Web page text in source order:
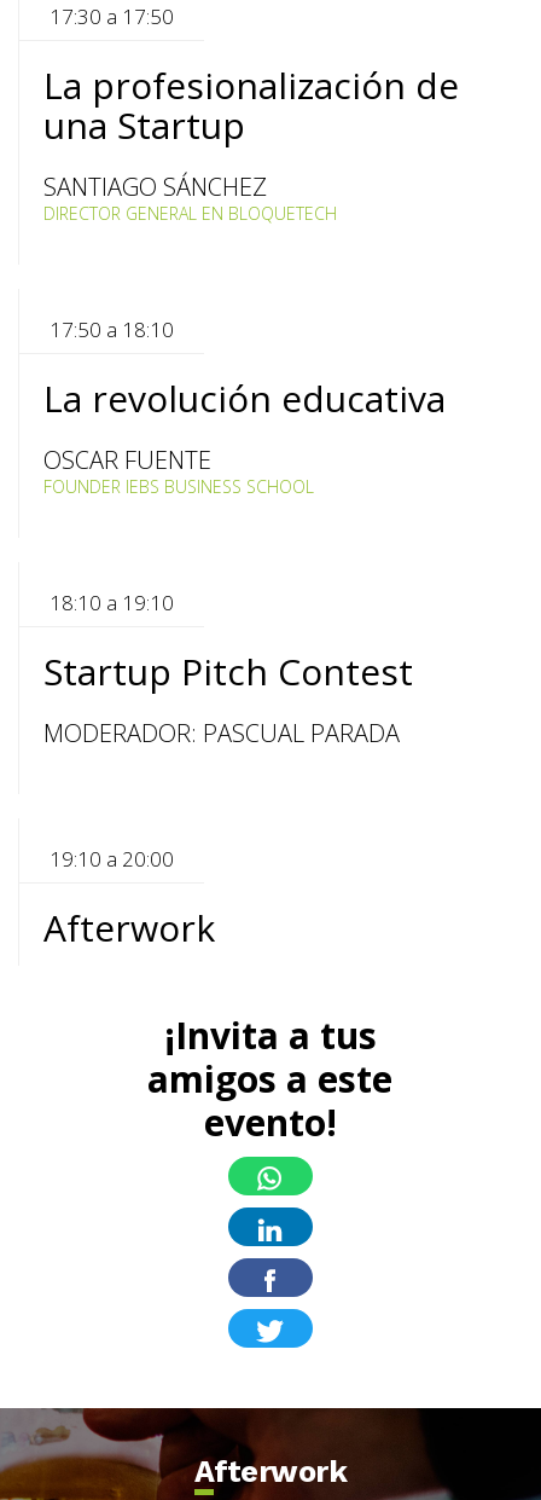
17:30 a 17:50
La profesionalización de
una Startup
SANTIAGO SÁNCHEZ
DIRECTOR GENERAL EN BLOQUETECH
17:50 a 18:10
La revolución educativa
OSCAR FUENTE
FOUNDER IEBS BUSINESS SCHOOL
18:10 a 19:10
Startup Pitch Contest
MODERADOR: PASCUAL PARADA
19:10 a 20:00
Afterwork
¡Invita a tus
amigos a este
evento!
Afterwork